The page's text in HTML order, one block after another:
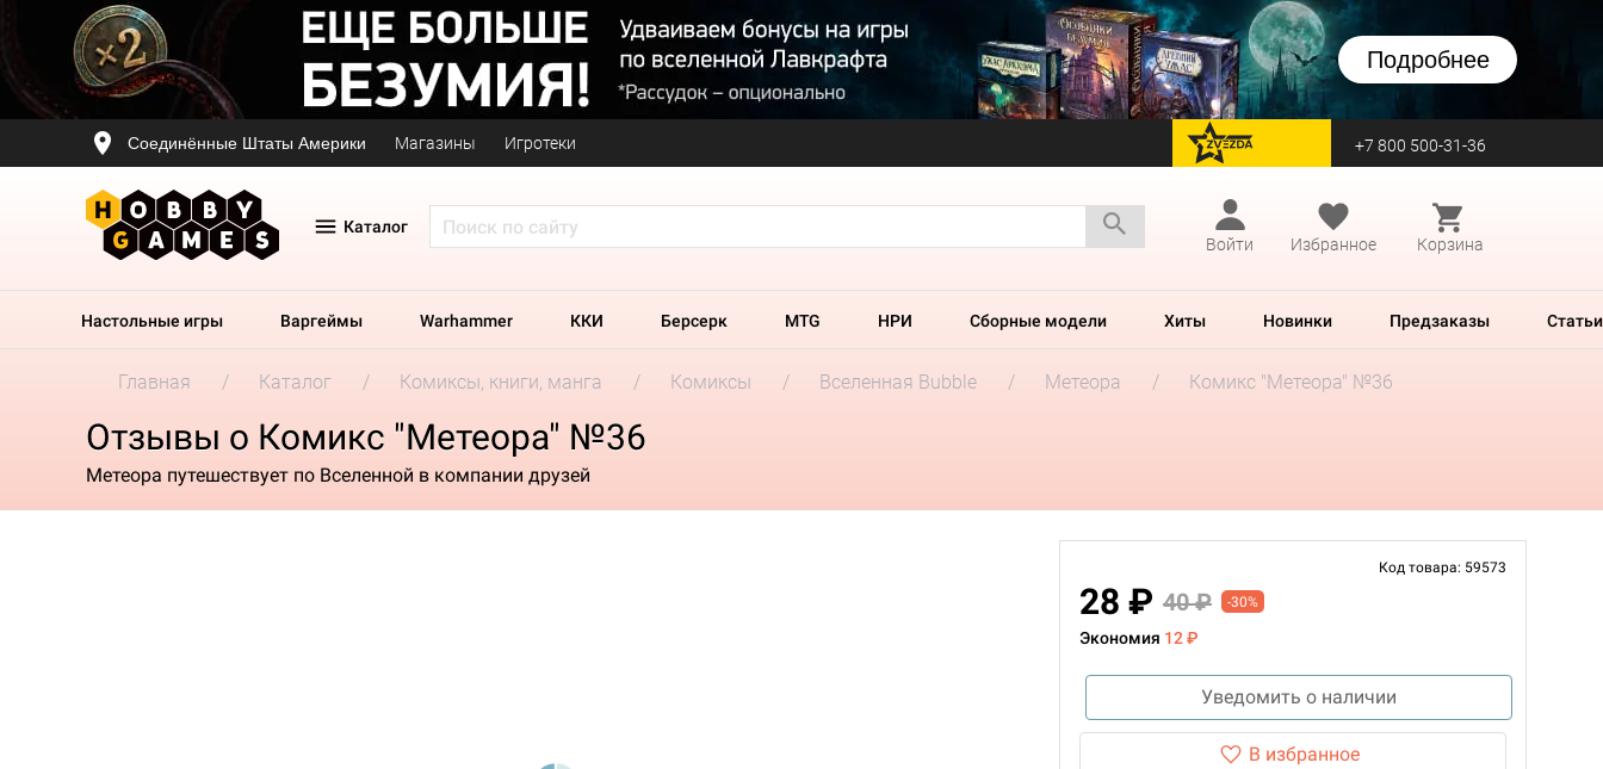
Подробнее
Соединённые Штаты Америки Магазины Игротеки перейти на Zvezda +7 800 500-31-36
Каталог
Войти
Избранное Корзина
Настольные игры Варгеймы Warhammer ККИ Берсерк MTG НРИ Сборные модели Хиты Новинки Предзаказы Статьи
Главная Каталог Комиксы, книги, манга Комиксы Вселенная Bubble Метеора Комикс "Метеора" №36
Отзывы о Комикс "Метеора" №36
Метеора путешествует по Вселенной в компании друзей
Код товара: 59573
28 ₽ 40 ₽ -30%
Экономия 12 ₽
Уведомить о наличии
В избранное